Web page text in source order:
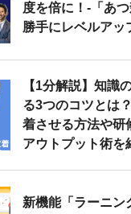
度を倍に！-「あ
勝手にレベルアッ
【1分解説】知識
る3つのコツとは
着させる方法や研
アウトプット術を
新機能「ラーニン